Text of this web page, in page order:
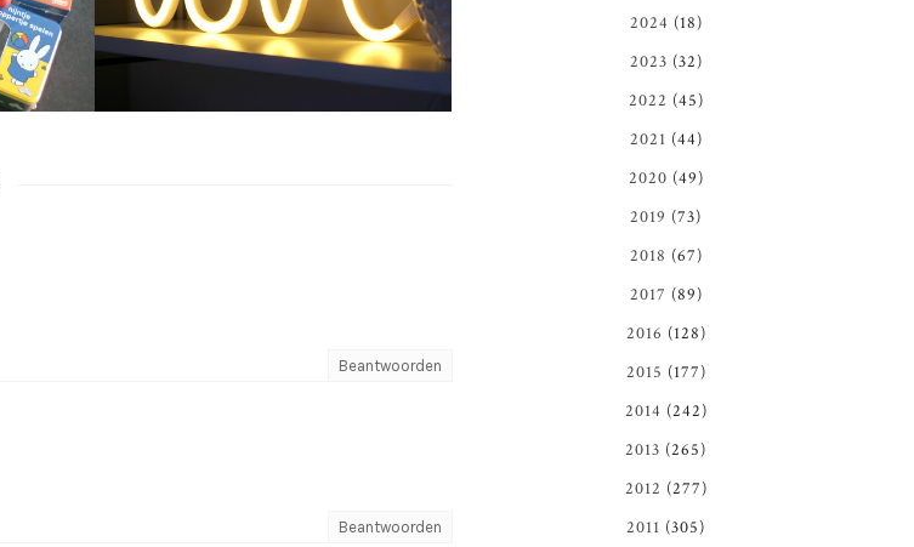
Beantwoorden
Beantwoorden
2024 (18)
2023 (32)
2022 (45)
2021 (44)
2020 (49)
2019 (73)
2018 (67)
2017 (89)
2016 (128)
2015 (177)
2014 (242)
2013 (265)
2012 (277)
2011 (305)